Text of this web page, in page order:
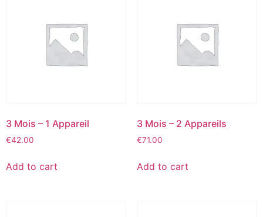
3 Mois – 1 Appareil
€42.00
Add to cart
3 Mois – 2 Appareils
€71.00
Add to cart